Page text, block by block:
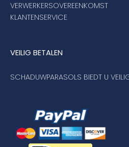
VERWERKERSOVEREENKOMST
KLANTENSERVICE
VEILIG BETALEN
SCHADUWPARASOLS BIEDT U